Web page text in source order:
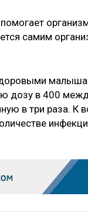
самим
дозу в 400
в три раза. К